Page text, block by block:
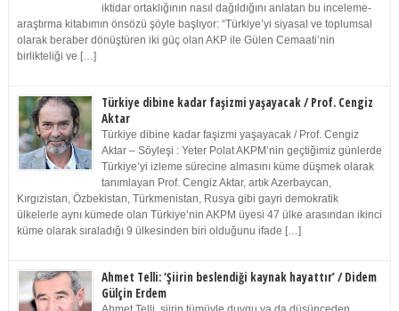
iktidar ortaklığının nasıl dağıldığını anlatan bu inceleme-
araştırma kitabımın önsözü şöyle başlıyor: “Türkiye’yi siyasal ve toplumsal
olarak beraber dönüştüren iki güç olan AKP ile Gülen Cemaati’nin
birlikteliği ve […]
Türkiye dibine kadar faşizmi yaşayacak / Prof. Cengiz
Aktar
Türkiye dibine kadar faşizmi yaşayacak / Prof. Cengiz
Aktar – Söyleşi : Yeter Polat AKPM’nin geçtiğimiz günlerde
Türkiye’yi izleme sürecine almasını küme düşmek olarak
tanımlayan Prof. Cengiz Aktar, artık Azerbaycan,
Kırgızistan, Özbekistan, Türkmenistan, Rusya gibi gayri demokratik
ülkelerle aynı kümede olan Türkiye’nin AKPM üyesi 47 ülke arasından ikinci
küme olarak sıraladığı 9 ülkesinden biri olduğunu ifade […]
Ahmet Telli: ‘Şiirin beslendiği kaynak hayattır’ / Didem
Gülçin Erdem